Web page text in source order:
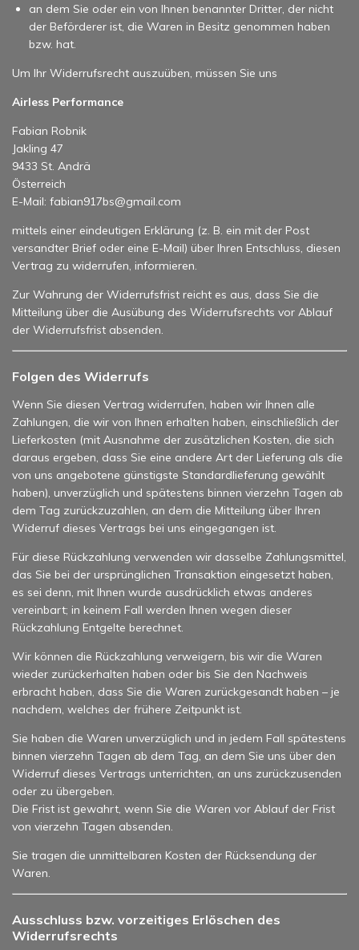
an dem Sie oder ein von Ihnen benannter Dritter, der nicht
der Beförderer ist, die Waren in Besitz genommen haben
bzw. hat.
Um Ihr Widerrufsrecht auszuüben, müssen Sie uns
Airless Performance
Fabian Robnik
Jakling 47
9433 St. Andrä
Österreich
E-Mail: fabian917bs@gmail.com
mittels einer eindeutigen Erklärung (z. B. ein mit der Post
versandter Brief oder eine E-Mail) über Ihren Entschluss, diesen
Vertrag zu widerrufen, informieren.
Zur Wahrung der Widerrufsfrist reicht es aus, dass Sie die
Mitteilung über die Ausübung des Widerrufsrechts vor Ablauf
der Widerrufsfrist absenden.
Folgen des Widerrufs
Wenn Sie diesen Vertrag widerrufen, haben wir Ihnen alle
Zahlungen, die wir von Ihnen erhalten haben, einschließlich der
Lieferkosten (mit Ausnahme der zusätzlichen Kosten, die sich
daraus ergeben, dass Sie eine andere Art der Lieferung als die
von uns angebotene günstigste Standardlieferung gewählt
haben), unverzüglich und spätestens binnen vierzehn Tagen ab
dem Tag zurückzuzahlen, an dem die Mitteilung über Ihren
Widerruf dieses Vertrags bei uns eingegangen ist.
Für diese Rückzahlung verwenden wir dasselbe Zahlungsmittel,
das Sie bei der ursprünglichen Transaktion eingesetzt haben,
es sei denn, mit Ihnen wurde ausdrücklich etwas anderes
vereinbart; in keinem Fall werden Ihnen wegen dieser
Rückzahlung Entgelte berechnet.
Wir können die Rückzahlung verweigern, bis wir die Waren
wieder zurückerhalten haben oder bis Sie den Nachweis
erbracht haben, dass Sie die Waren zurückgesandt haben – je
nachdem, welches der frühere Zeitpunkt ist.
Sie haben die Waren unverzüglich und in jedem Fall spätestens
binnen vierzehn Tagen ab dem Tag, an dem Sie uns über den
Widerruf dieses Vertrags unterrichten, an uns zurückzusenden
oder zu übergeben.
Die Frist ist gewahrt, wenn Sie die Waren vor Ablauf der Frist
von vierzehn Tagen absenden.
Sie tragen die unmittelbaren Kosten der Rücksendung der
Waren.
Ausschluss bzw. vorzeitiges Erlöschen des
Widerrufsrechts